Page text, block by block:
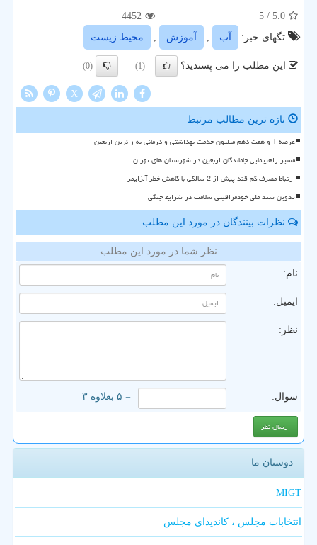
5.0
/ 5
4452
تگهای خبر:
آب , آموزش , محیط زیست
این مطلب را می پسندید؟ (1)
(0)
X
تازه ترین مطالب مرتبط
عرضه 1 و هفت دهم میلیون خدمت بهداشتی و درمانی به زائرین اربعین
مسیر راهپیمایی جاماندگان اربعین در شهرستان های تهران
ارتباط مصرف کم قند پیش از 2 سالگی با کاهش خطر آلزایمر
تدوین سند ملی خودمراقبتی سلامت در شرایط جنگی
نظرات بینندگان در مورد این مطلب
نظر شما در مورد این مطلب
نام:
ایمیل:
نظر:
سوال: = ۵ بعلاوه ۳
دوستان ما
MIGT
انتخابات مجلس ، کاندیدای مجلس